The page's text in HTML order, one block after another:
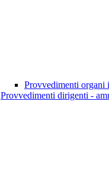
Provvedimenti
Provvedimenti dirigenti -